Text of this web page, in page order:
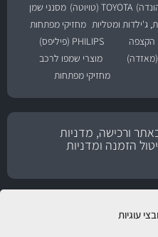
עוגיות
TOYOTA (טויוטה)
מסנני שמן
ג'ילדות ומטליות מחזיקי מפתחות
הקצפה
PHILIPS (פיליפס)
מוצרי שמפו לרכב
מחזיקי מפתחות
ורכישה, מדניות
הזמנה ומדניות